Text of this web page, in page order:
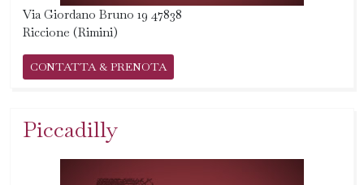
Via Giordano Bruno 19 47838
Riccione (Rimini)
CONTATTA & PRENOTA
Piccadilly